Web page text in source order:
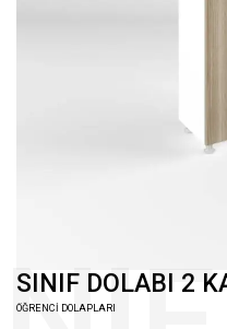
SINIF DOLABI 2
ÖĞRENCİ DOLAPLARI